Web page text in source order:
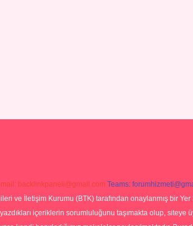
mail: backlinkpaneli@gmail.com Teams:
ve İletişim Kurumu (BTK) tarafından onaylanmış bir
içeriklerin sorumluluğunu taşımakta olup,